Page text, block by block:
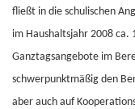
fließt in die schulischen
im Haushaltsjahr 2008 ca.
Ganztagsangebote im
schwerpunktmäßig den
aber auch auf